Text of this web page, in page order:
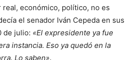
económico, político, no es
el senador Iván Cepeda en sus
de julio: «El expresidente ya fue
instancia. Eso ya quedó en la
Lo saben».